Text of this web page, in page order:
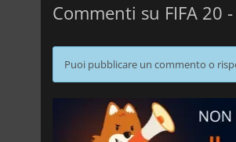
Commenti su FIFA 20
Puoi pubblicare un commento o